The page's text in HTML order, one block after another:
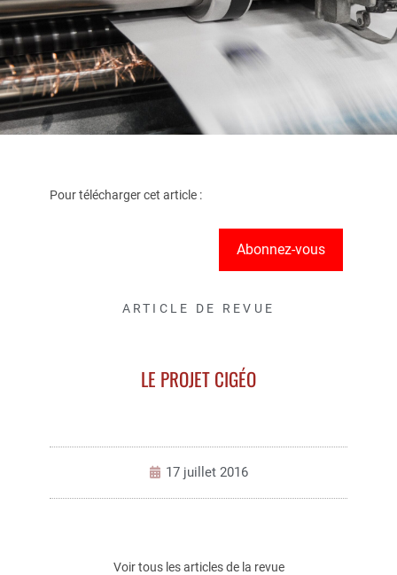
Pour télécharger cet article :
Abonnez-vous
ARTICLE DE REVUE
LE PROJET CIGÉO
17 juillet 2016
Voir tous les articles de la revue